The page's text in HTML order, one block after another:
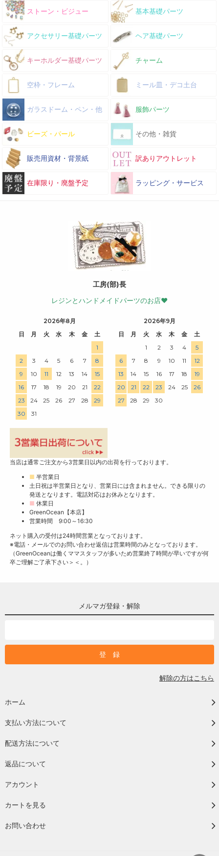
ストーン・ビジュー 基本基礎パーツ
アクセサリー基礎パーツ ヘア基礎パーツ
キーホルダー基礎パーツ チャーム
空枠・フレーム ミール皿・デコ土台
ガラスドーム・ペン・他 服飾パーツ
ビーズ・パール その他・雑貨
販売用資材・背景紙 訳ありアウトレット
在庫限り・廃盤予定 ラッピング・サービス
工房(部)長
レジンとハンドメイドパーツのお店♥
2026年8月
日
月 火 水 木 金
土
1
2
3 4 5 6 7
8
9
10 11 12 13 14
15
16
17 18 19 20 21
22
23
24 25 26 27 28
29
30
31
2026年9月
日
月 火 水 木 金
土
1
2 3 4
5
6
7 8 9 10 11
12
13
14 15 16 17 18
19
20
21 22 23 24 25
26
27
28 29 30
当店は通常ご注文から3営業日以内の出荷を行っております。
■ 半営業日
土日祝は半営業日となり、営業日には含まれません。できる限りの
発送となります。電話対応はお休みとなります。
■ 休業日
GreenOcean【本店】
営業時間 9:00～16:30
ネット購入の受付は24時間営業となっております。
※電話・メールでのお問い合わせ返信は営業時間のみとなっております。
（GreenOceanは働くママスタッフが多いため営業終了時間が早いですが何
卒ご理解ご了承下さい＞＜。）
メルマガ登録・解除
解除の方はこちら
ホーム
支払い方法について
配送方法について
返品について
アカウント
カートを見る
お問い合わせ